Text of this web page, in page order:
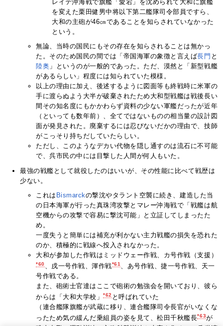
レイテ沖海戦で旗艦「愛宕」を沈められて大和に旗艦
を変えた栗田健男中将以下第二艦隊司令部員ですら、
大和の主砲が46㎝であることを知らされていなかった
という。
無論、当時の国民にもその存在を知らされることは無かっ
た。そのため国民の間では「帝国海軍の象徴と言えば長門 と
陸奥 」というのが一般的であった。ただ、漠然と「新型戦艦
があるらしい」程度には知られていた模様。
以上の理由に加え、後述するように図面等も終戦時に米軍の
手に渡らぬよう大半が破棄されたため大和型戦艦は戦後長い
間その知名度にもかかわらず資料の少ない軍艦だったが近年
（といっても数年前）、全てではないものの相当量の設計図
面が発見された。廃棄するには忍びないだかの理由で、技師
がこっそり持ちだしていたらしい。
ただし、このようなデカい代物を隠し通すのは流石に不可能
で、呉市民の中には目撃した人間が何人もいた。
最強の戦艦として就役したのはいいが、その性能に比べて戦歴は
少ない。
これは Bismarckの撃沈やタラント空襲に続き、建造した当
の日本海軍が行った真珠湾攻撃とマレー沖海戦で「戦艦は航
空機からの攻撃で容易に撃沈可能」と立証してしまったた
め。
一度失うと簡単には補充が利かない主力戦艦の損失を恐れた
のか、積極的に戦線へ投入されなかった。
大和が参加した作戦はミッドウェー作戦、カ号作戦（支援）
*60、戌一号作戦、渾作戦*61 、あ号作戦、捷一号作戦、天一
号作戦である。
また、砲術士官達はここで砲術の勉強会を開いており、彼ら
からは「大和大学校」*62と呼ばれていた
（連合艦隊旗艦が武蔵に移り、連合艦隊司令長官がいなくな
ったため気の緩んだ乗組員の姿を見て、松田千秋艦長*63が